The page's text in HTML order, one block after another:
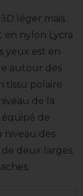
léger mais
en nylon Lycra
yeux est en
autour des
tissu polaire
de la
de
niveau des
de deux larges